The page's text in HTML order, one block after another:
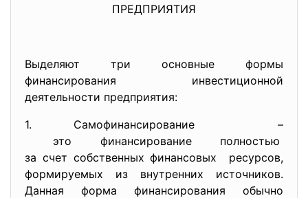
ПРЕДПРИЯТИЯ
Выделяют три основные формы
финансирования инвестиционной
деятельности предприятия:
1. Самофинансирование –
это финансирование полностью
за счет собственныхфинансовых ресурсов,
формируемых из внутренних источников.
Данная форма финансирования обычно